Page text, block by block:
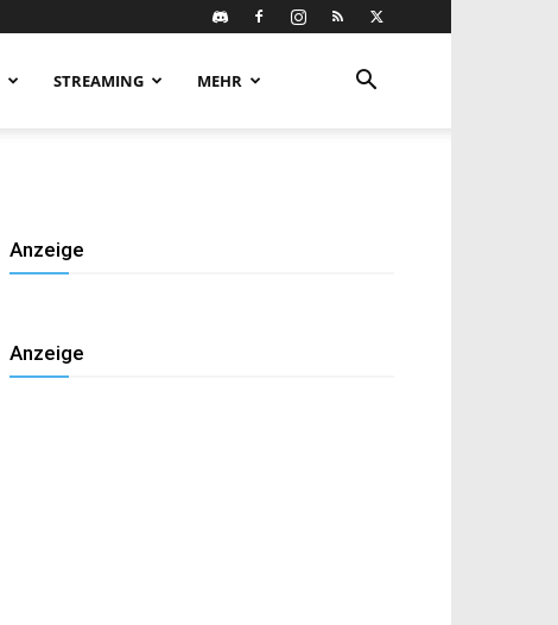
STREAMING MEHR
Anzeige
Anzeige